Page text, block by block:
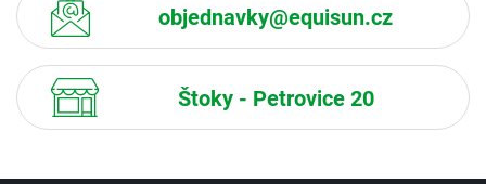
objednavky@equisun.cz
Štoky - Petrovice 20